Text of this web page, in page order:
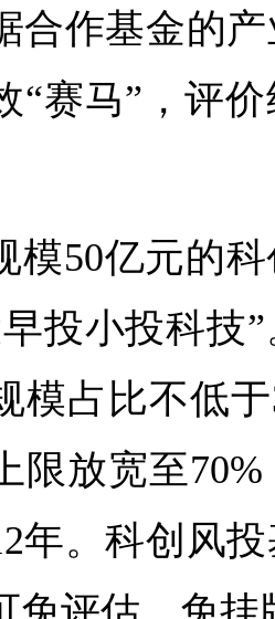
合作基金的
“赛马”，评
模50亿元的
投小投科技
模占比不低
限放宽至
年。科创风